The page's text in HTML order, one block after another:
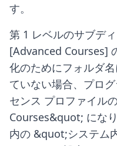
す。
第 1 レベルのサブデ
[Advanced Courses]
化のためにフォルダ
ていない場合、プロ
センス プロファイル
Courses&quot; にな
内の &quot;システム